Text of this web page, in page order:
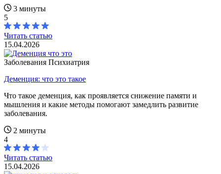
3 минуты
5
Читать статью
15.04.2026
Заболевания Психиатрия
Деменция: что это такое
Что такое деменция, как проявляется снижение памяти и
мышления и какие методы помогают замедлить развитие
заболевания.
2 минуты
4
Читать статью
15.04.2026